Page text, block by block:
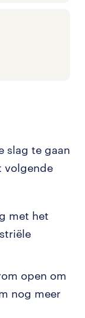
slag te gaan
volgende
met het
open om
nog meer